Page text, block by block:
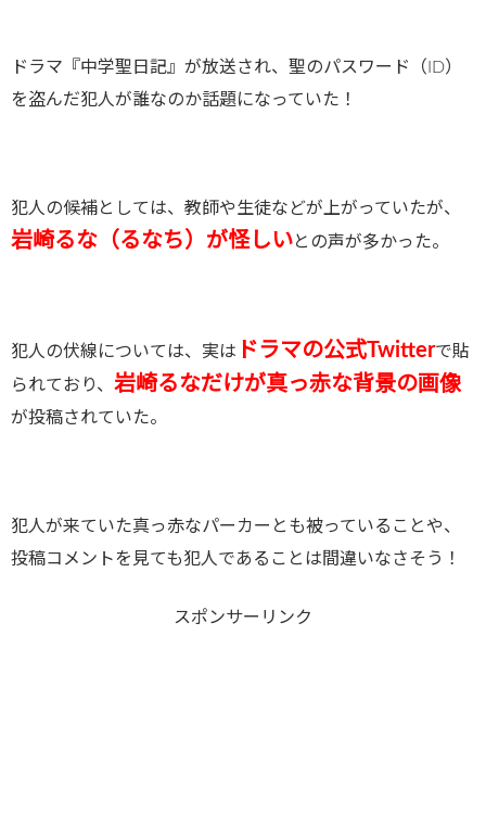
ドラマ『中学聖日記』が放送され、聖のパスワード（ID）
を盗んだ犯人が誰なのか話題になっていた！
犯人の候補としては、教師や生徒などが上がっていたが、
岩崎るな（るなち）が怪しいとの声が多かった。
犯人の伏線については、実は ドラマの公式Twitterで貼
られており、 岩崎るなだけが真っ赤な背景の画像
が投稿されていた。
犯人が来ていた真っ赤なパーカーとも被っていることや、
投稿コメントを見ても犯人であることは間違いなさそう！
スポンサーリンク